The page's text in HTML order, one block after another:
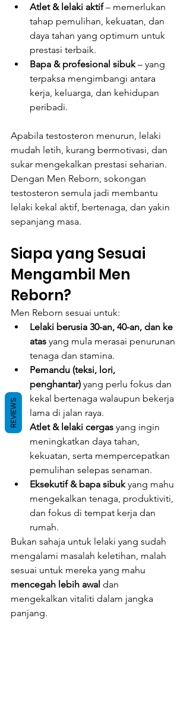
Atlet & lelaki aktif – memerlukan
tahap pemulihan, kekuatan, dan
daya tahan yang optimum untuk
prestasi terbaik.
Bapa & profesional sibuk – yang
terpaksa mengimbangi antara
kerja, keluarga, dan kehidupan
peribadi.
Apabila testosteron menurun, lelaki
mudah letih, kurang bermotivasi, dan
sukar mengekalkan prestasi seharian.
Dengan Men Reborn, sokongan
testosteron semula jadi membantu
lelaki kekal aktif, bertenaga, dan yakin
sepanjang masa.
Siapa yang Sesuai
Mengambil Men
Reborn?
Men Reborn sesuai untuk:
Lelaki berusia 30-an, 40-an, dan ke
atas yang mula merasai penurunan
tenaga dan stamina.
Pemandu (teksi, lori,
penghantar) yang perlu fokus dan
kekal bertenaga walaupun bekerja
lama di jalan raya.
Atlet & lelaki cergas yang ingin
meningkatkan daya tahan,
kekuatan, serta mempercepatkan
pemulihan selepas senaman.
Eksekutif & bapa sibuk yang mahu
mengekalkan tenaga, produktiviti,
dan fokus di tempat kerja dan
rumah.
Bukan sahaja untuk lelaki yang sudah
mengalami masalah keletihan, malah
sesuai untuk mereka yang mahu
mencegah lebih awal dan
mengekalkan vitaliti dalam jangka
panjang.
REVIEWS